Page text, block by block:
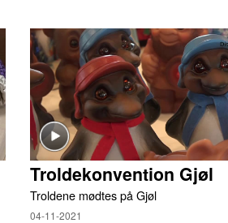
Troldekonvention Gjøl
Troldene mødtes på Gjøl
04-11-2021